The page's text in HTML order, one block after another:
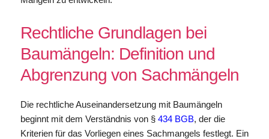
Rechtliche Grundlagen bei
Baumängeln: Definition und
Abgrenzung von Sachmängeln
Die rechtliche Auseinandersetzung mit Baumängeln
beginnt mit dem Verständnis von §434 BGB, der die
Kriterien für das Vorliegen eines Sachmangels festlegt. Ein